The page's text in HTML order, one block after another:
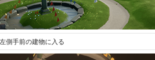
側手前の建物に入る